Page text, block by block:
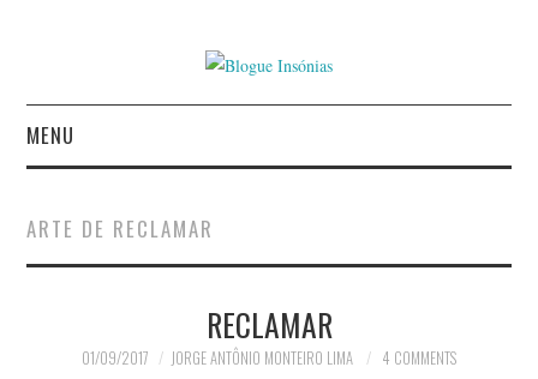
MENU
AUTORES
ARTE DE RECLAMAR
RECLAMAR
01/09/2017 JORGE ANTÔNIO MONTEIRO LIMA 4 COMMENTS